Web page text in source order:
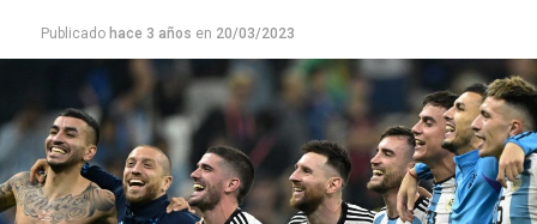
Publicado hace 3 años en 20/03/2023